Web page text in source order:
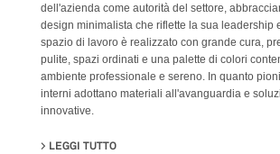
dell'azienda come autorità del settore,
design minimalista che riflette la sua leadership
spazio di lavoro è realizzato con grande cura,
pulite, spazi ordinati e una palette di colori
ambiente professionale e sereno. In quanto
interni adottano materiali all'avanguardia e
innovative.
LEGGI TUTTO